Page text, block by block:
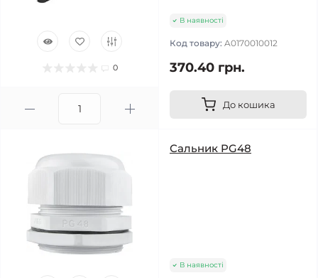
0
В наявності
Код товару: A0170010012
370.40 грн.
До кошика
Сальник PG48
В наявності